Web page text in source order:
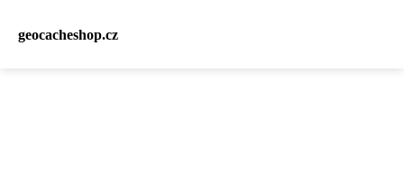
geocacheshop.cz